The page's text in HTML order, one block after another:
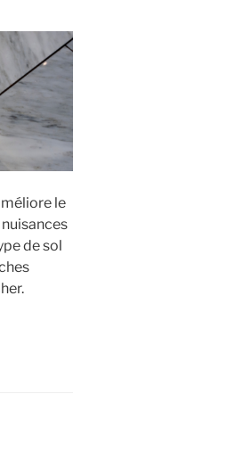
le
de sol